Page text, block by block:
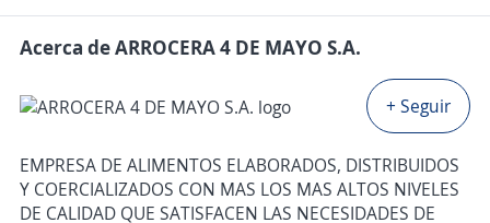
Acerca de ARROCERA 4 DE MAYO S.A.
+ Seguir
EMPRESA DE ALIMENTOS ELABORADOS, DISTRIBUIDOS
Y COERCIALIZADOS CON MAS LOS MAS ALTOS NIVELES
DE CALIDAD QUE SATISFACEN LAS NECESIDADES DE